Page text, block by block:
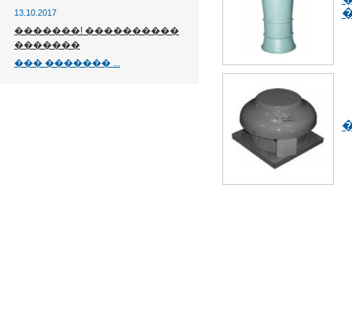
13.10.2017
�������! ����������
�������
��� ������� ...